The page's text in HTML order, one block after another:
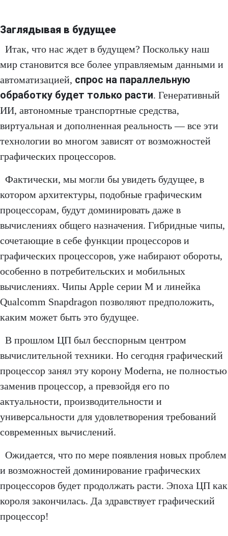
Заглядывая в будущее
Итак, что нас ждет в будущем? Поскольку наш
мир становится все более управляемым данными и
автоматизацией, спрос на параллельную
обработку будет только расти. Генеративный
ИИ, автономные транспортные средства,
виртуальная и дополненная реальность — все эти
технологии во многом зависят от возможностей
графических процессоров.
Фактически, мы могли бы увидеть будущее, в
котором архитектуры, подобные графическим
процессорам, будут доминировать даже в
вычислениях общего назначения. Гибридные чипы,
сочетающие в себе функции процессоров и
графических процессоров, уже набирают обороты,
особенно в потребительских и мобильных
вычислениях. Чипы Apple серии M и линейка
Qualcomm Snapdragon позволяют предположить,
каким может быть это будущее.
В прошлом ЦП был бесспорным центром
вычислительной техники. Но сегодня графический
процессор занял эту корону Moderna, не полностью
заменив процессор, а превзойдя его по
актуальности, производительности и
универсальности для удовлетворения требований
современных вычислений.
Ожидается, что по мере появления новых проблем
и возможностей доминирование графических
процессоров будет продолжать расти. Эпоха ЦП как
короля закончилась. Да здравствует графический
процессор!